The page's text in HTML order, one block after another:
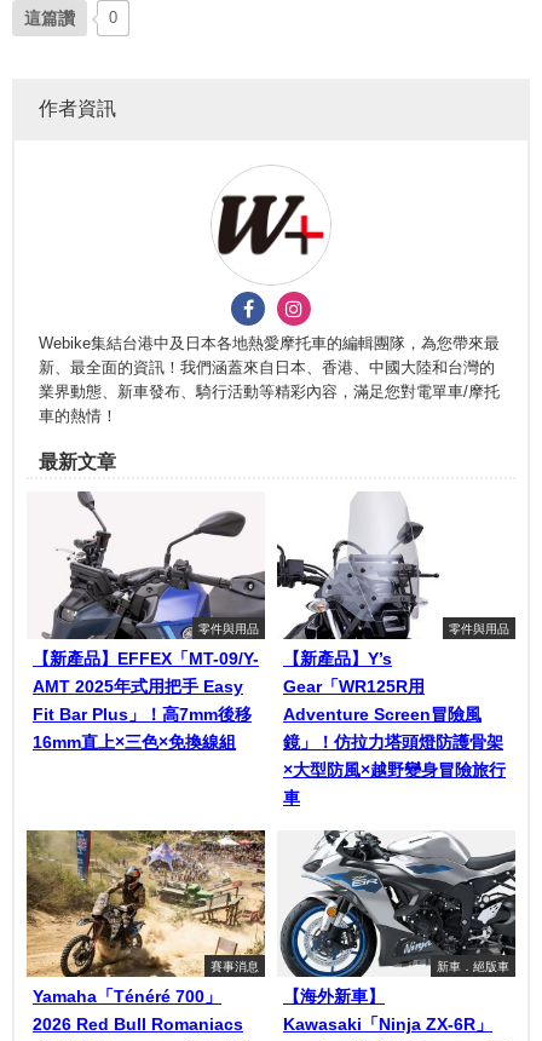
這篇讚 0
作者資訊
Webike集結台港中及日本各地熱愛摩托車的編輯團隊，為您帶來最
新、最全面的資訊！我們涵蓋來自日本、香港、中國大陸和台灣的
業界動態、新車發布、騎行活動等精彩內容，滿足您對電單車/摩托
車的熱情！
最新文章
零件與用品
【新產品】EFFEX「MT-09/Y-
AMT 2025年式用把手 Easy
Fit Bar Plus」！高7mm後移
16mm直上×三色×免換線組
零件與用品
【新產品】Y’s
Gear「WR125R用
Adventure Screen冒險風
鏡」！仿拉力塔頭燈防護骨架
×大型防風×越野變身冒險旅行
車
賽事消息
Yamaha「Ténéré 700」
2026 Red Bull Romaniacs
新車．絕版車
【海外新車】
Kawasaki「Ninja ZX-6R」